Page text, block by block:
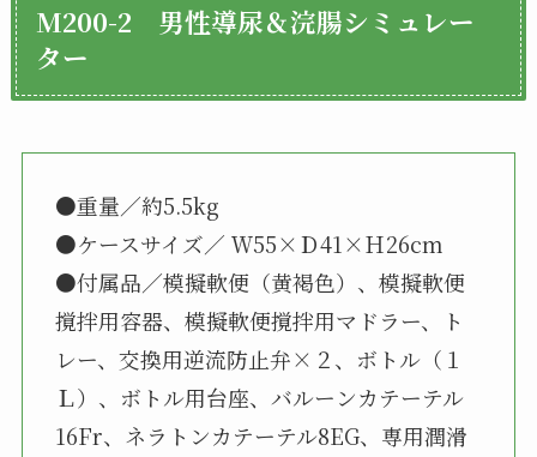
M200-2 男性導尿＆浣腸シミュレー
ター
●重量／約5.5kg
●ケースサイズ／ Ｗ55×Ｄ41×Ｈ26cm
●付属品／模擬軟便（黄褐色）、模擬軟便
撹拌用容器、模擬軟便撹拌用マドラー、ト
レー、交換用逆流防止弁×２、ボトル（１
Ｌ）、ボトル用台座、バルーンカテーテル
16Fr、ネラトンカテーテル8EG、専用潤滑